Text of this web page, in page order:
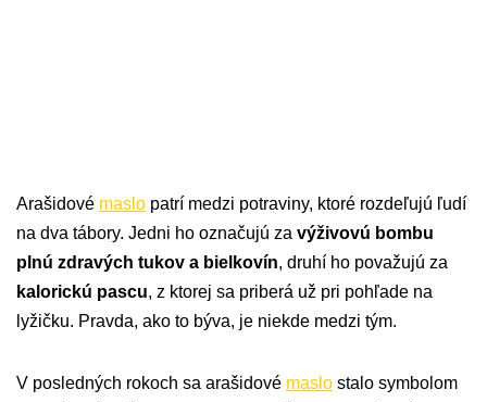
Arašidové maslo patrí medzi potraviny, ktoré rozdeľujú ľudí
na dva tábory. Jedni ho označujú za výživovú bombu
plnú zdravých tukov a bielkovín, druhí ho považujú za
kalorickú pascu, z ktorej sa priberá už pri pohľade na
lyžičku. Pravda, ako to býva, je niekde medzi tým.
V posledných rokoch sa arašidové maslo stalo symbolom